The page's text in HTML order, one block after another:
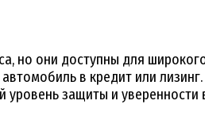
но они доступны для
в кредит или
защиты и уверенности